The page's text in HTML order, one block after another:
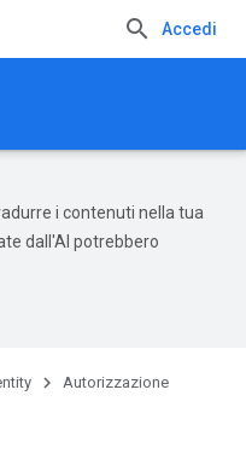
Accedi
i contenuti nella tua
dall'AI potrebbero
Autorizzazione